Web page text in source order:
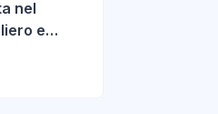
nel
e